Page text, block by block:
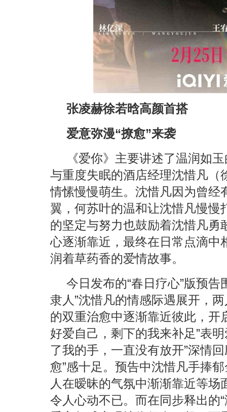
张凌赫徐若晗高颜首搭
爱意弥漫“撩愈”来袭
《爱你》主要讲述了温润如
与重度失眠的酒店经理沈惜凡（
情愫慢慢萌生。沈惜凡因为曾经
翼，何苏叶的温和让沈惜凡慢慢
的坚定与努力也鼓励着沈惜凡勇
心逐渐靠近，最终在日常点滴中
润着草药香的爱情故事。
今日发布的“春日疗心”版预告
隶人”沈惜凡的情感际遇展开，
的双重治愈中逐渐靠近彼此，开
好爱自己，剩下的我来补足”表
了我的手，一直没有放开”深情
愈”感十足。预告中沈惜凡手捧
人在暧昧的气氛中渐渐靠近等
令人心动不已。而在同步释出的